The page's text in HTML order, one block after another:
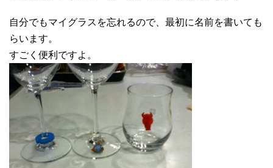
自分でもマイグラスを忘れるので、最初に名前を書いても
らいます。
すごく便利ですよ。